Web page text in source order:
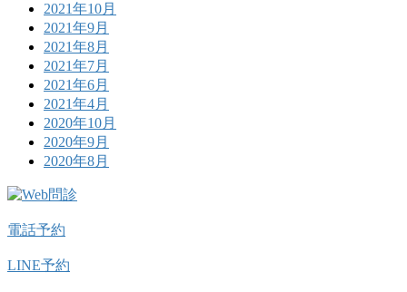
2021年10月
2021年9月
2021年8月
2021年7月
2021年6月
2021年4月
2020年10月
2020年9月
2020年8月
電話予約
LINE予約